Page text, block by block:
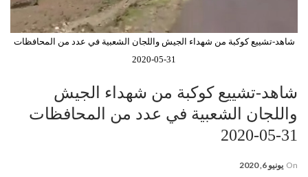
شاهد-تشييع كوكبة من شهداء الجيش واللجان الشعبية في عدد من المحافظات
31-05-2020
شاهد-تشييع كوكبة من شهداء الجيش
واللجان الشعبية في عدد من المحافظات
31-05-2020
On يونيو 6, 2020